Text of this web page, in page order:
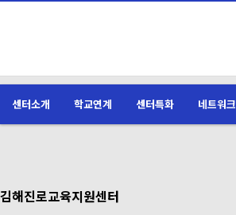
센터소개 학교연계 센터특화 네트워크
김해진로교육지원센터